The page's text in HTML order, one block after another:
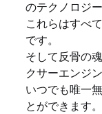
のテクノロジ
これらはすべ
です。
そして反骨の
クサーエンジ
いつでも唯一
とができます。